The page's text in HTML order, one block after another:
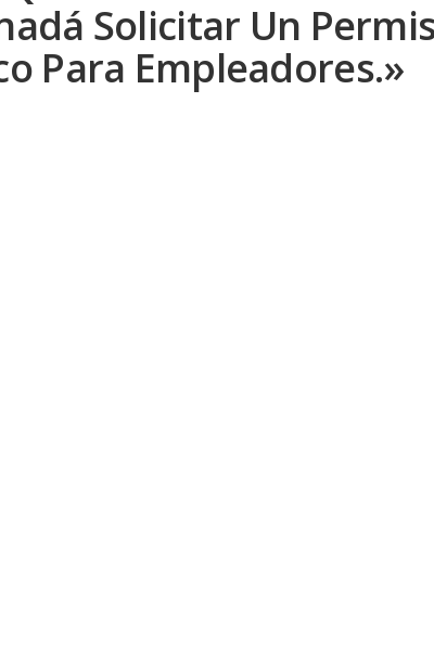
Solicitar Un
Para Empleadores.»